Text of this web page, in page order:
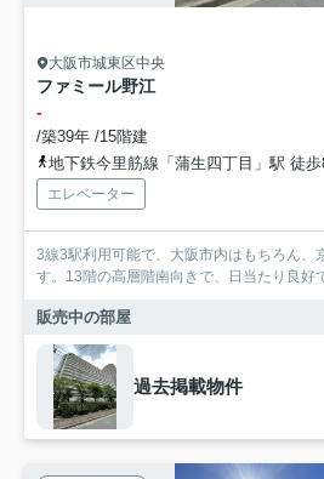
大阪市城東区中央
ファミール野江
-
/築39年 /15階建
地下鉄今里筋線「蒲生四丁目」駅 徒
エレベーター
3線3駅利用可能で、大阪市内はもちろん、
す。13階の高層階南向きで、日当たり良好
販売中の部屋
過去掲載物件